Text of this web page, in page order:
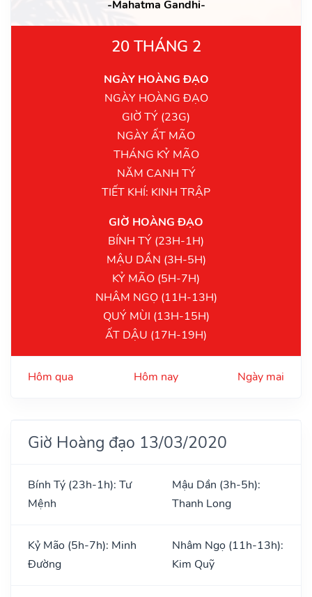
-Mahatma Gandhi-
20 THÁNG 2
NGÀY HOÀNG ĐẠO
NGÀY HOÀNG ĐẠO
GIỜ TÝ (23G)
NGÀY ẤT MÃO
THÁNG KỶ MÃO
NĂM CANH TÝ
TIẾT KHÍ: KINH TRẬP
GIỜ HOÀNG ĐẠO
BÍNH TÝ (23H-1H)
MẬU DẦN (3H-5H)
KỶ MÃO (5H-7H)
NHÂM NGỌ (11H-13H)
QUÝ MÙI (13H-15H)
ẤT DẬU (17H-19H)
Hôm qua Hôm nay Ngày mai
Giờ Hoàng đạo 13/03/2020
Bính Tý (23h-1h): Tư
Mệnh
Mậu Dần (3h-5h):
Thanh Long
Kỷ Mão (5h-7h): Minh
Đường
Nhâm Ngọ (11h-13h):
Kim Quỹ